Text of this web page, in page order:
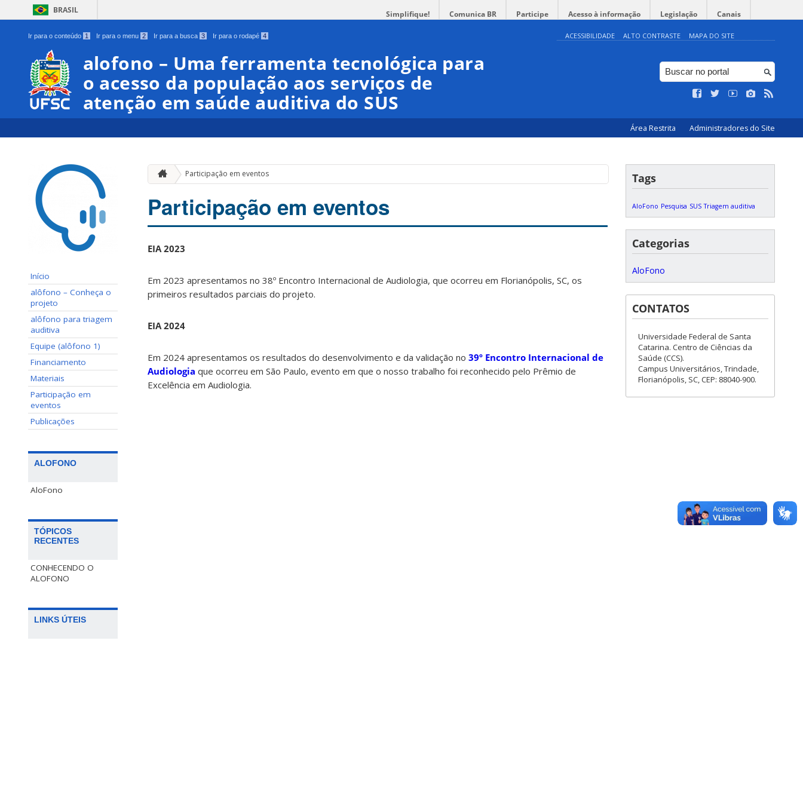
BRASIL Simplifique! Comunica BR Participe Acesso à informação Legislação Canais
Ir para o conteúdo 1 Ir para o menu 2 Ir para a busca 3 Ir para o rodapé 4 ACESSIBILIDADE ALTO CONTRASTE MAPA DO SITE
alofono – Uma ferramenta tecnológica para
o acesso da população aos serviços de
atenção em saúde auditiva do SUS
Área Restrita Administradores do Site
Início
alôfono – Conheça o
projeto
alôfono para triagem
auditiva
Equipe (alôfono 1)
Financiamento
Materiais
Participação em
eventos
Publicações
ALOFONO
AloFono
TÓPICOS
RECENTES
CONHECENDO O
ALOFONO
LINKS ÚTEIS
Participação em eventos
Participação em eventos
EIA 2023
Em 2023 apresentamos no 38º Encontro Internacional de Audiologia, que ocorreu em Florianópolis, SC, os
primeiros resultados parciais do projeto.
EIA 2024
Em 2024 apresentamos os resultados do desenvolvimento e da validação no 39º Encontro Internacional de
Audiologia que ocorreu em São Paulo, evento em que o nosso trabalho foi reconhecido pelo Prêmio de
Excelência em Audiologia.
Tags
AloFono Pesquisa SUS Triagem auditiva
Categorias
AloFono
CONTATOS
Universidade Federal de Santa
Catarina. Centro de Ciências da
Saúde (CCS).
Campus Universitários, Trindade,
Florianópolis, SC, CEP: 88040-900.